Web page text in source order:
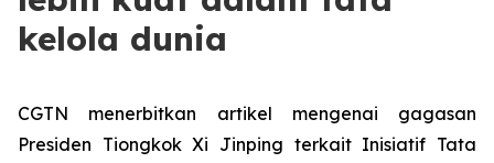
kelola dunia
CGTN menerbitkan artikel mengenai gagasan
Presiden Tiongkok Xi Jinping terkait Inisiatif Tata